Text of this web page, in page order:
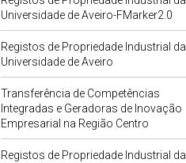
Universidade de Aveiro-FMarker2.0
Registos de Propriedade Industrial da
Universidade de Aveiro
Transferência de Competências
Integradas e Geradoras de Inovação
Empresarial na Região Centro
Registos de Propriedade Industrial da